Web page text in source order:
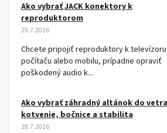
Ako vybrať JACK konektory k
reproduktorom
29.7.2026
Chcete pripojiť reproduktory k
počítaču alebo mobilu, prípadne opraviť
poškodený audio k...
Ako vybrať záhradný altánok do
kotvenie, bočnice a stabilita
28.7.2026